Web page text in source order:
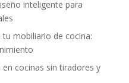
inteligente para
mobiliario de cocina:
cocinas sin tiradores y